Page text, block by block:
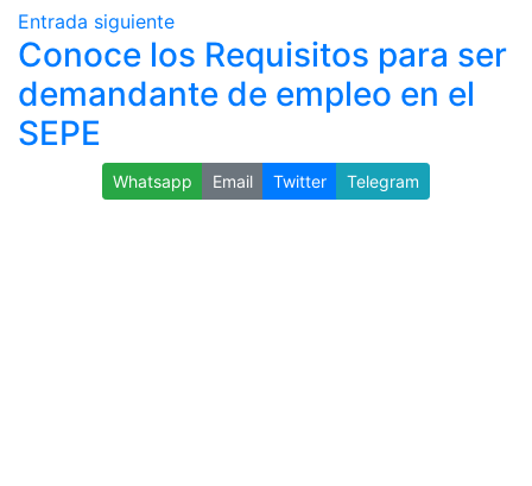
Entrada siguiente
Conoce los Requisitos para ser
demandante de empleo en el
SEPE
Whatsapp Email Twitter Telegram